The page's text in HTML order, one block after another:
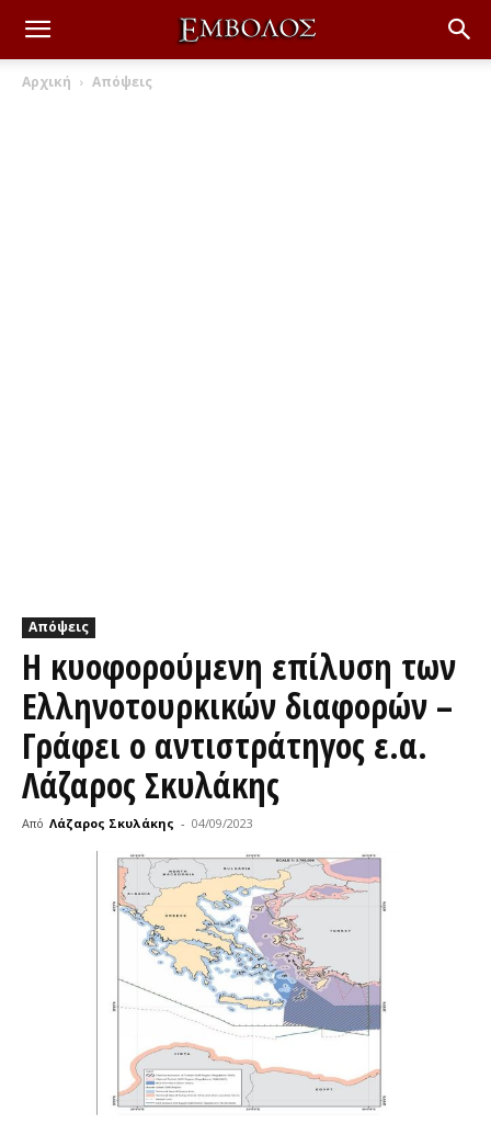
Αρχική Απόψεις
Απόψεις
Η κυοφορούμενη επίλυση των
Ελληνοτουρκικών διαφορών –
Γράφει ο αντιστράτηγος ε.α.
Λάζαρος Σκυλάκης
Από Λάζαρος Σκυλάκης - 04/09/2023